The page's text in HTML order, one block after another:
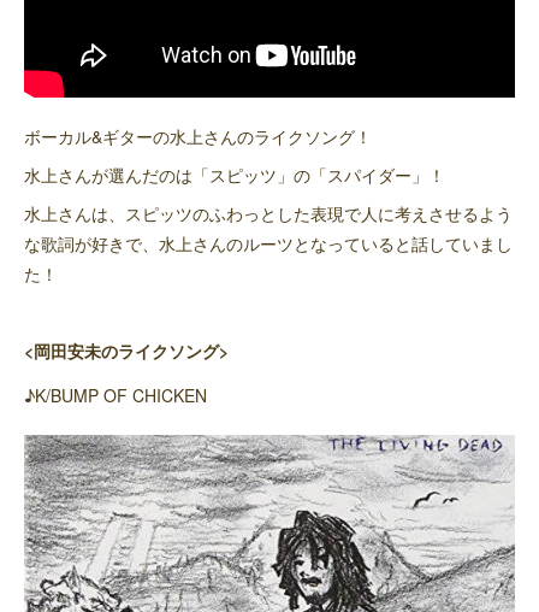
ボーカル&ギターの水上さんのライクソング！
水上さんが選んだのは「スピッツ」の「スパイダー」！
水上さんは、スピッツのふわっとした表現で人に考えさせるよう
な歌詞が好きで、水上さんのルーツとなっていると話していまし
た！
<岡田安未のライクソング>
♪K/BUMP OF CHICKEN